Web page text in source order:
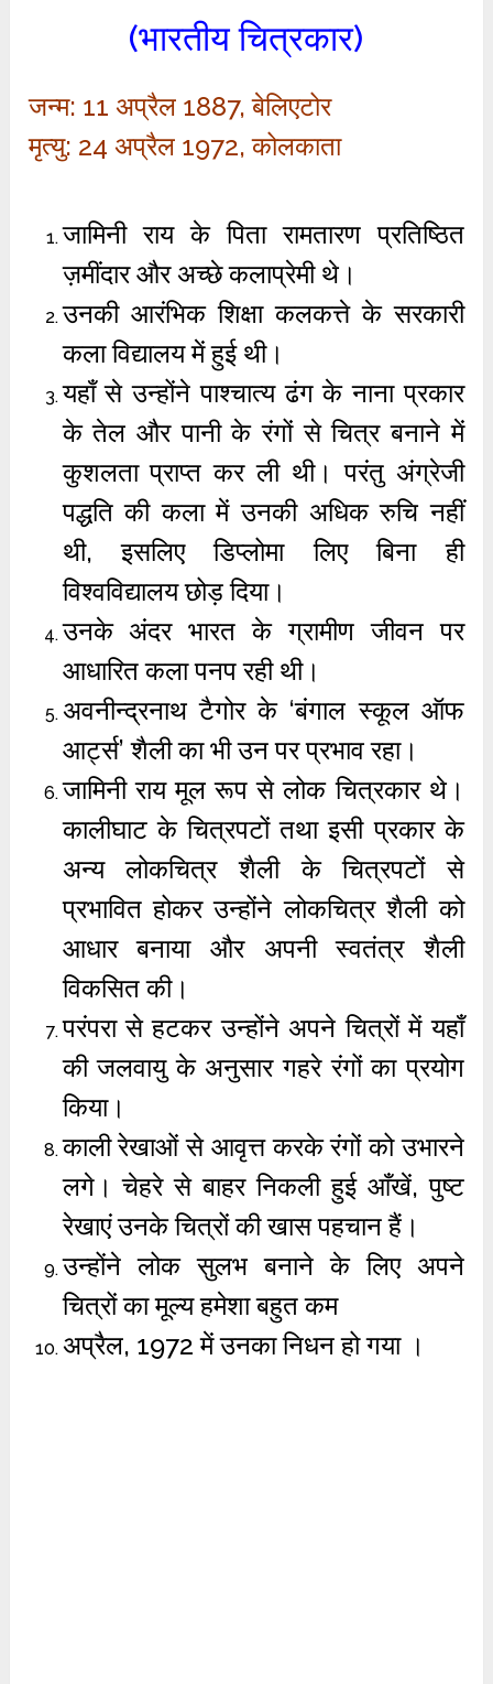
(भारतीय चित्रकार)
जन्म: 11 अप्रैल 1887, बेलिएटोर
मृत्यु: 24 अप्रैल 1972, कोलकाता
जामिनी राय के पिता रामतारण प्रतिष्ठित
ज़मींदार और अच्छे कलाप्रेमी थे।
उनकी आरंभिक शिक्षा कलकत्ते के सरकारी
कला विद्यालय में हुई थी।
यहाँ से उन्होंने पाश्चात्य ढंग के नाना प्रकार
के तेल और पानी के रंगों से चित्र बनाने में
कुशलता प्राप्त कर ली थी। परंतु अंग्रेजी
पद्धति की कला में उनकी अधिक रुचि नहीं
थी, इसलिए डिप्लोमा लिए बिना ही
विश्वविद्यालय छोड़ दिया।
उनके अंदर भारत के ग्रामीण जीवन पर
आधारित कला पनप रही थी।
अवनीन्द्रनाथ टैगोर के ‘बंगाल स्कूल ऑफ
आर्ट्स’ शैली का भी उन पर प्रभाव रहा।
जामिनी राय मूल रूप से लोक चित्रकार थे।
कालीघाट के चित्रपटों तथा इसी प्रकार के
अन्य लोकचित्र शैली के चित्रपटों से
प्रभावित होकर उन्होंने लोकचित्र शैली को
आधार बनाया और अपनी स्वतंत्र शैली
विकसित की।
परंपरा से हटकर उन्होंने अपने चित्रों में यहाँ
की जलवायु के अनुसार गहरे रंगों का प्रयोग
किया।
काली रेखाओं से आवृत्त करके रंगों को उभारने
लगे। चेहरे से बाहर निकली हुई आँखें, पुष्ट
रेखाएं उनके चित्रों की खास पहचान हैं।
उन्होंने लोक सुलभ बनाने के लिए अपने
चित्रों का मूल्य हमेशा बहुत कम
अप्रैल, 1972 में उनका निधन हो गया ।